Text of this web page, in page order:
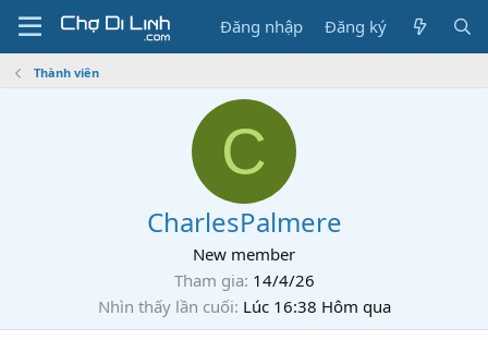
Đăng nhập Đăng ký
Thành viên
C
CharlesPalmere
New member
Tham gia 14/4/26
Nhìn thấy lần cuối Lúc 16:38 Hôm qua